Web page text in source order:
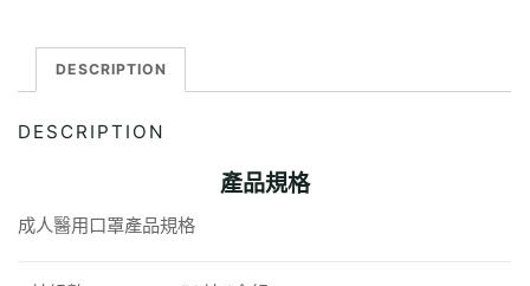
色
PI)
DESCRIPTION
DESCRIPTION
產品規格
成人醫用口罩產品規格